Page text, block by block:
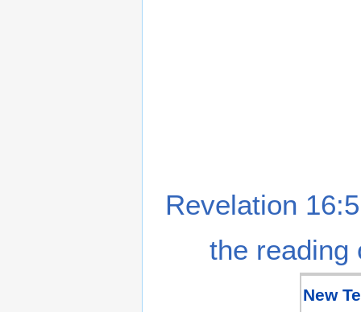
Revelation
the reading
New